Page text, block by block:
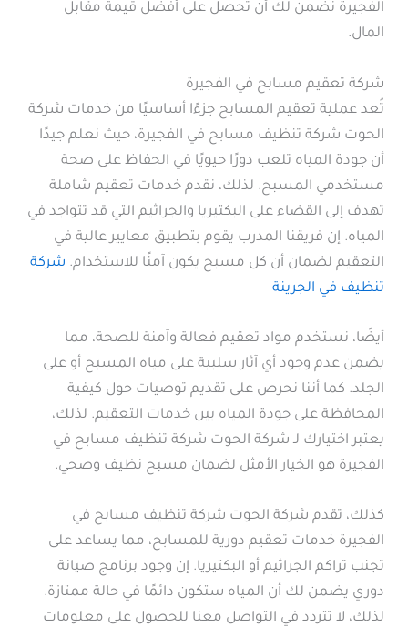
الفجيرة نضمن لك أن تحصل على أفضل قيمة مقابل
المال.
شركة تعقيم مسابح في الفجيرة
تُعد عملية تعقيم المسابح جزءًا أساسيًا من خدمات شركة
الحوت شركة تنظيف مسابح في الفجيرة، حيث نعلم جيدًا
أن جودة المياه تلعب دورًا حيويًا في الحفاظ على صحة
مستخدمي المسبح. لذلك، نقدم خدمات تعقيم شاملة
تهدف إلى القضاء على البكتيريا والجراثيم التي قد تتواجد في
المياه. إن فريقنا المدرب يقوم بتطبيق معايير عالية في
التعقيم لضمان أن كل مسبح يكون آمنًا للاستخدام. شركة
تنظيف في الجرينة
أيضًا، نستخدم مواد تعقيم فعالة وآمنة للصحة، مما
يضمن عدم وجود أي آثار سلبية على مياه المسبح أو على
الجلد. كما أننا نحرص على تقديم توصيات حول كيفية
المحافظة على جودة المياه بين خدمات التعقيم. لذلك،
يعتبر اختيارك لـ شركة الحوت شركة تنظيف مسابح في
الفجيرة هو الخيار الأمثل لضمان مسبح نظيف وصحي.
كذلك، تقدم شركة الحوت شركة تنظيف مسابح في
الفجيرة خدمات تعقيم دورية للمسابح، مما يساعد على
تجنب تراكم الجراثيم أو البكتيريا. إن وجود برنامج صيانة
دوري يضمن لك أن المياه ستكون دائمًا في حالة ممتازة.
لذلك، لا تتردد في التواصل معنا للحصول على معلومات